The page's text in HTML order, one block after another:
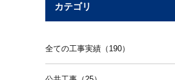
カテゴリ
全ての工事実績（190）